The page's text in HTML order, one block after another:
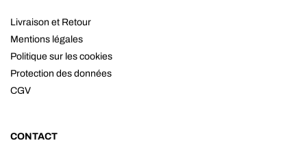
Livraison et Retour
Mentions légales
Politique sur les cookies
Protection des données
CGV
CONTACT